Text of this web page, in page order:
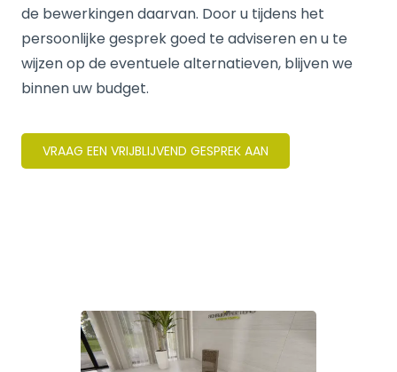
de bewerkingen daarvan. Door u tijdens het
persoonlijke gesprek goed te adviseren en u te
wijzen op de eventuele alternatieven, blijven we
binnen uw budget.
VRAAG EEN VRIJBLIJVEND GESPREK AAN